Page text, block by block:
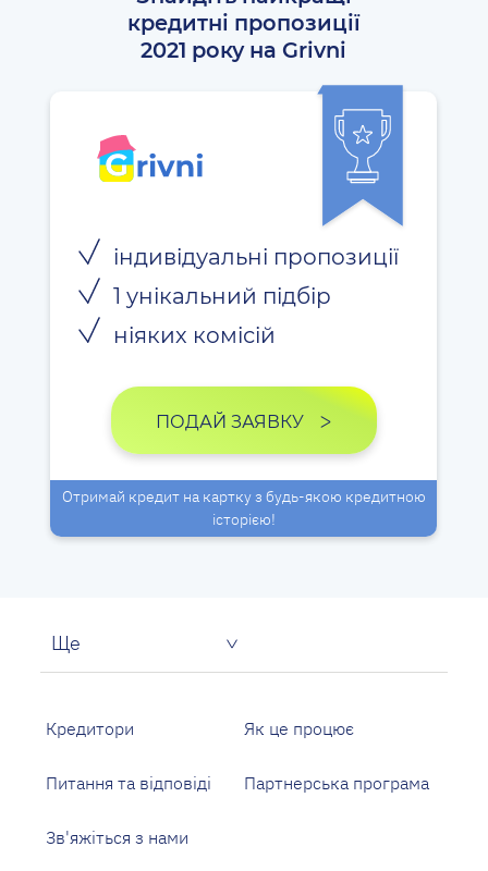
кредитні пропозиції
2021 року на Grivni
індивідуальні пропозиції
1 унікальний підбір
ніяких комісій
ПОДАЙ ЗАЯВКУ
Отримай кредит на картку з будь-якою кредитною
історією!
Ще
Кредитори Як це процює
Питання та відповіді Партнерська програма
Зв'яжіться з нами